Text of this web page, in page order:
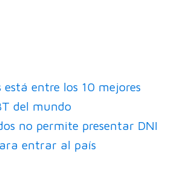
está entre los 10 mejores
del mundo
no permite presentar DNI
entrar al país